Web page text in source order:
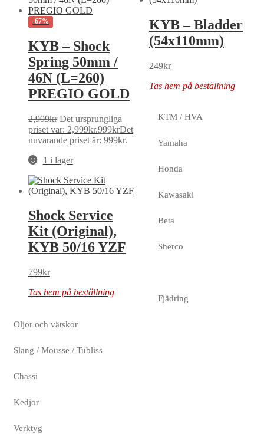
-67%
KYB – Shock
Spring 50mm /
46N (L=260)
PREGIO GOLD
2,999kr Det ursprungliga
priset var: 2,999kr.999krDet
nuvarande priset är: 999kr.
1 i lager
KYB – Bladder
(54x110mm)
249kr
Tas hem på beställning
Shock Service
Kit (Original),
KYB 50/16 YZF
799kr
Tas hem på beställning
KTM / HVA
Yamaha
Honda
Kawasaki
Beta
Sherco
Fjädring
Oljor och vätskor
Slang / Mousse / Tubliss
Chassi
Kedjor
Verktyg